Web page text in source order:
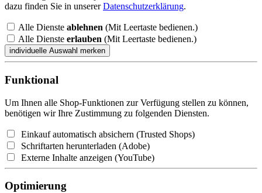
dazu finden Sie in unsererDatenschutzerklärung.
Alle Dienste ablehnen (Mit Leertaste bedienen.)
Alle Dienste erlauben (Mit Leertaste bedienen.)
Funktional
Um Ihnen alle Shop-Funktionen zur Verfügung stellen zu können,
benötigen wir Ihre Zustimmung zu folgenden Diensten.
Einkauf automatisch absichern (Trusted Shops)
Schriftarten herunterladen (Adobe)
Externe Inhalte anzeigen (YouTube)
Optimierung